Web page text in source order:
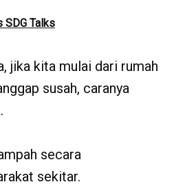
SDG Talks
jika kita mulai dari rumah
susah, caranya
secara
sekitar.